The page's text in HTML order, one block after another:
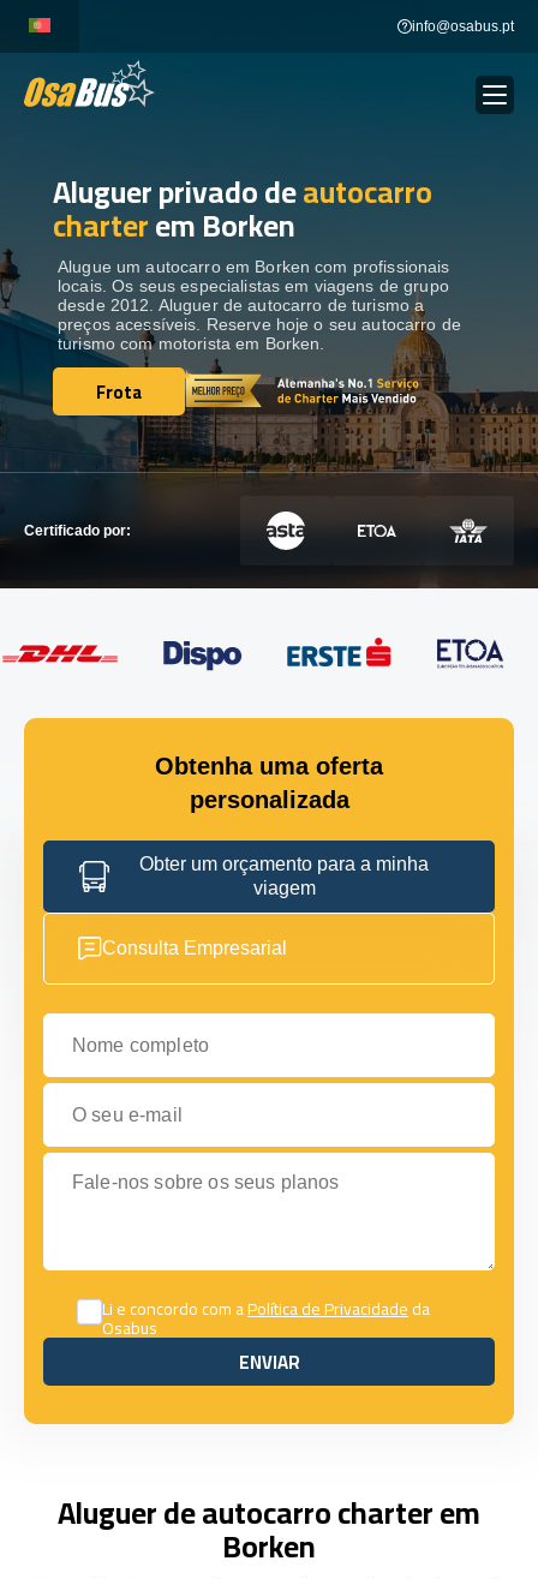
content
info@osabus.pt
ALUGUER DE AUTOCARROS
DESTINOS
FROTA
ENTRE EM CONTACTO
ENTRE EM CONTACTO
Aluguer privado deautocarro
charterem Borken
Alugue um autocarro em Borken com profissionais
locais. Os seus especialistas em viagens de grupo
desde 2012. Aluguer de autocarro de turismo a
preços acessíveis. Reserve hoje o seu autocarro de
turismo com motorista em Borken.
Frota
Frota
Certificado por:
Obtenha uma oferta
personalizada
Obter um orçamento para a minha
viagem
Consulta Empresarial
Nome completo
O seu e-mail
Fale-nos sobre os seus planos
Li e concordo com aPolítica de Privacidadeda
Osabus
ENVIAR
ENVIAR
Aluguer de autocarro charter em
Borken